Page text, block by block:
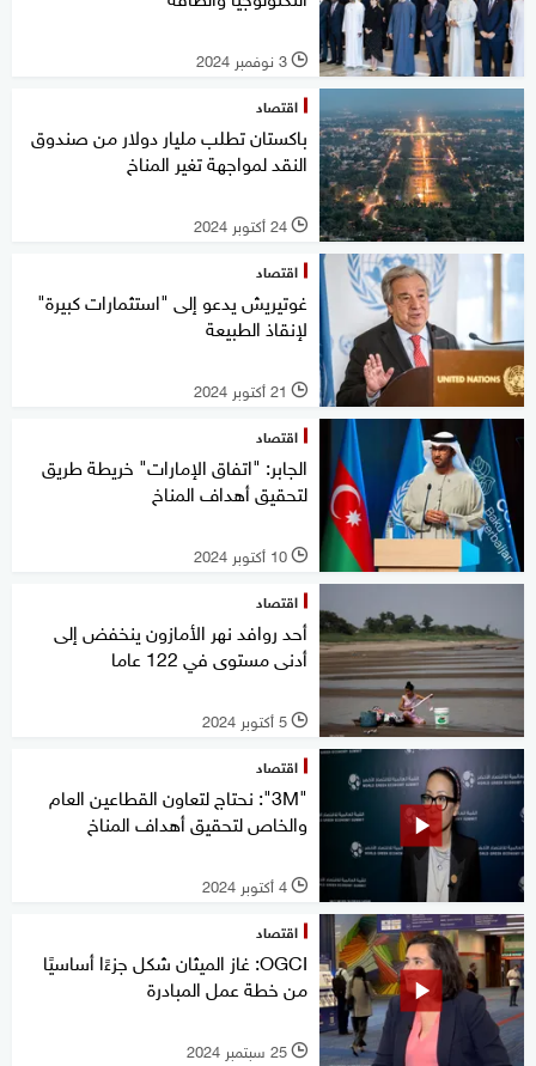
l 3 نوفمبر 2024
اقتصاد
باكستان تطلب مليار دولار من صندوق
النقد لمواجهة تغير المناخ
l 24 أكتوبر 2024
اقتصاد
غوتيريش يدعو إلى "استثمارات كبيرة"
لإنقاذ الطبيعة
l 21 أكتوبر 2024
اقتصاد
الجابر: "اتفاق الإمارات" خريطة طريق
لتحقيق أهداف المناخ
l 10 أكتوبر 2024
اقتصاد
أحد روافد نهر الأمازون ينخفض إلى
أدنى مستوى في 122 عاما
l 5 أكتوبر 2024
اقتصاد
"3M": نحتاج لتعاون القطاعين العام
والخاص لتحقيق أهداف المناخ
l 4 أكتوبر 2024
اقتصاد
OGCI: غاز الميثان شكل جزءًا أساسيًا
من خطة عمل المبادرة
l 25 سبتمبر 2024